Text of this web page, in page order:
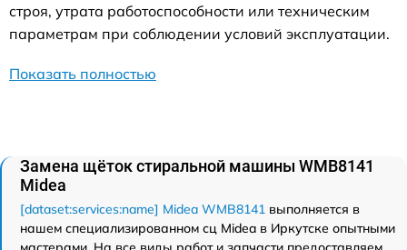
строя, утрата работоспособности или техническим
параметрам при соблюдении условий эксплуатации.
Показать полностью
Замена щёток стиральной машины WMB8141
Midea
[dataset:services:name] Midea WMB8141 выполняется в
нашем специализированном сц Midea в Иркутске опытными